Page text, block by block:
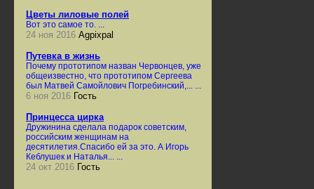
Цветы лиловые полей
Вот это самое то. ...
24 ноя 2016 Agpixpal
Путевка в жизнь
Почему прототипом назван Червонцев, уже
общеизвестно, что прототипом Сергеева
был Матвей Самойлович Погребинский,... ...
6 ноя 2016 Гость
Принцесса цирка
Дружинина сделала подарок советским,
российским женщинам на
десятилетия.Спасибо ей за это. А Игорь
Кеблушек и Наталья... ...
24 окт 2016 Гость